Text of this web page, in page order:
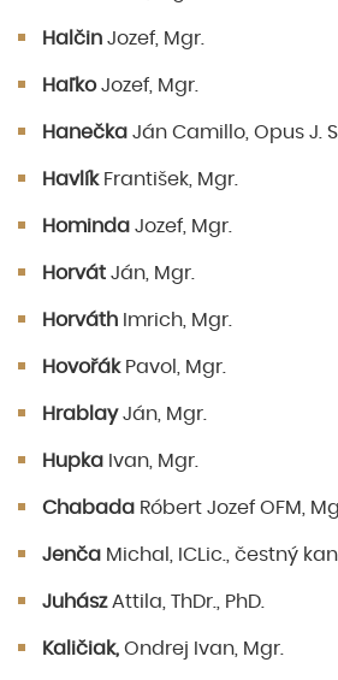
Halčin Jozef, Mgr.
HaľkoJozef, Mgr.
Hanečka Ján Camillo, Opus J. S.
HavlíkFrantišek, Mgr.
Hominda Jozef, Mgr.
Horvát Ján, Mgr.
Horváth Imrich, Mgr.
HovořákPavol, Mgr.
HrablayJán, Mgr.
Hupka Ivan, Mgr.
Chabada Róbert Jozef OFM,
Jenča Michal, ICLic., čestný
JuhászAttila, ThDr., PhD.
Kaličiak, Ondrej Ivan, Mgr.